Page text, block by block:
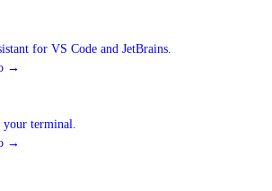
for VS Code and JetBrains.
→
terminal.
→